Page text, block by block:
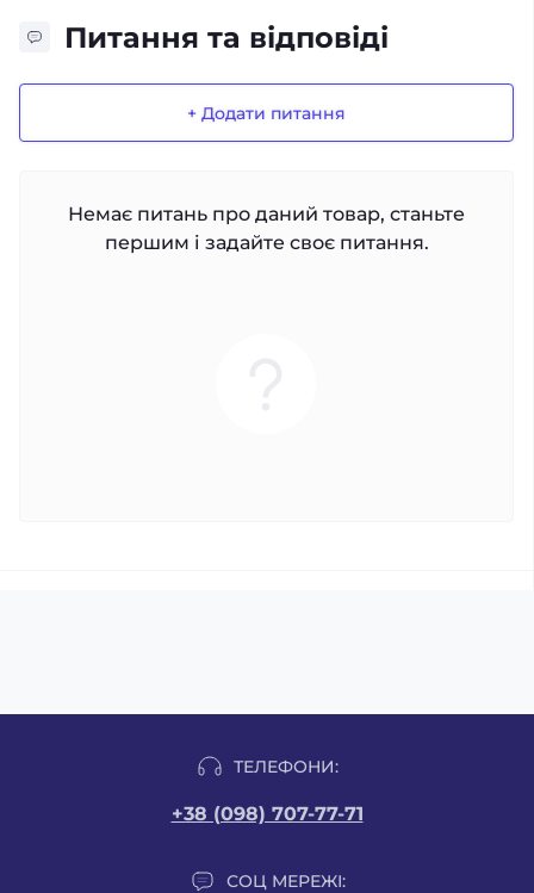
Питання та відповіді
+ Додати питання
Немає питань про даний товар, станьте
першим і задайте своє питання.
ТЕЛЕФОНИ:
+38 (098) 707-77-71
СОЦ МЕРЕЖІ: